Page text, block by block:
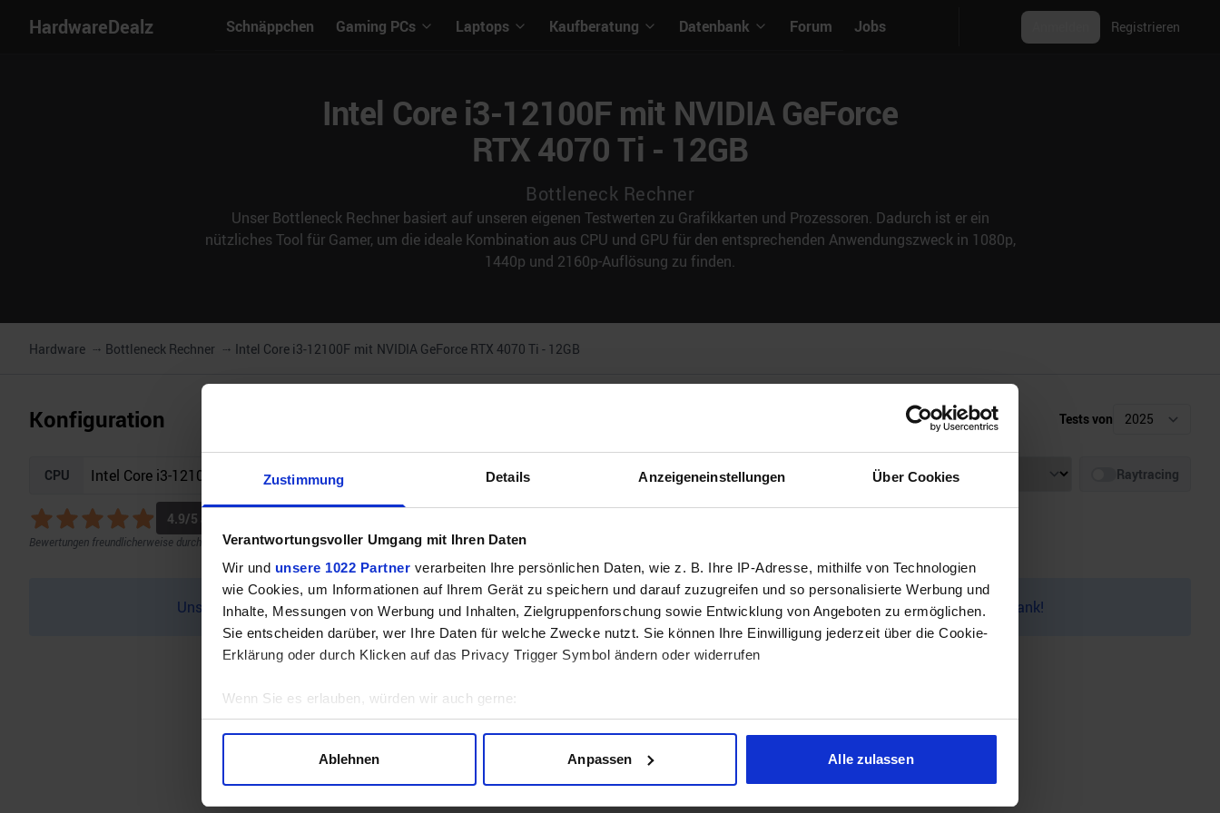
Zustimmung Details Anzeigeneinstellungen Über Cookies
Verantwortungsvoller Umgang mit Ihren Daten
Wir und unsere 1022 Partner verarbeiten Ihre persönlichen Daten, wie z. B. Ihre IP-Adresse, mithilfe von Technologien
wie Cookies, um Informationen auf Ihrem Gerät zu speichern und darauf zuzugreifen und so personalisierte Werbung und
Inhalte, Messungen von Werbung und Inhalten, Zielgruppenforschung sowie Entwicklung von Angeboten zu ermöglichen.
Sie entscheiden darüber, wer Ihre Daten für welche Zwecke nutzt. Sie können Ihre Einwilligung jederzeit über die Cookie-
Erklärung oder durch Klicken auf das Privacy Trigger Symbol ändern oder widerrufen
Wenn Sie es erlauben, würden wir auch gerne:
Informationen über Ihre geografische Lage erfassen, welche bis auf einige Meter genau sein können
Erfahren Sie mehr darüber, wie Ihre persönlichen Daten verarbeitet werden, und legen Sie Ihre Präferenzen im
Ablehnen Anpassen Alle zulassen
HardwareDealz Schnäppchen Gaming PCs Laptops Kaufberatung Datenbank Forum Jobs Registrieren
Intel Core i3-12100F mit NVIDIA GeForce
RTX 4070 Ti - 12GB
Bottleneck Rechner
Unser Bottleneck Rechner basiert auf unseren eigenen Testwerten zu Grafikkarten und Prozessoren. Dadurch ist er ein
nützliches Tool für Gamer, um die ideale Kombination aus CPU und GPU für den entsprechenden Anwendungszweck in 1080p,
1440p und 2160p-Auflösung zu finden.
Hardware Bottleneck Rechner Intel Core i3-12100F mit NVIDIA GeForce RTX 4070 Ti - 12GB
Konfiguration Tests von
CPU
4.9/5 aus
Bewertungen freundlicherweise durch Geizhals bereitgestellt.
Auflösung Raytracing
Unser Bottleneck Rechner befindet sich aktuell in der Beta-Phase! Bugs und Fehler gerne bei uns auf demDiscordmelden. Vielen Dank!